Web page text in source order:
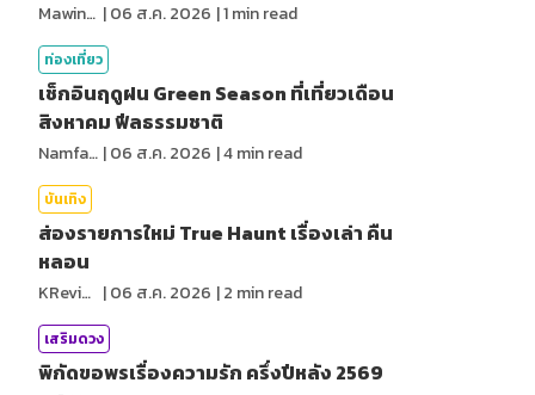
MawinMatravel |06 ส.ค. 2026 |1min read
ท่องเที่ยว
เช็กอินฤดูฝน Green Season ที่เที่ยวเดือน
สิงหาคม ฟีลธรรมชาติ
NamfahPhupha |06 ส.ค. 2026 |4min read
บันเทิง
ส่องรายการใหม่ True Haunt เรื่องเล่า คืน
หลอน
KReview |06 ส.ค. 2026 |2 min read
เสริมดวง
พิกัดขอพรเรื่องความรัก ครึ่งปีหลัง 2569